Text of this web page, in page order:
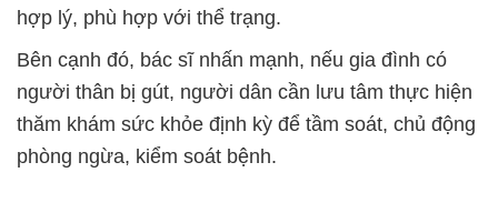
hợp lý, phù hợp với thể trạng.
Bên cạnh đó, bác sĩ nhấn mạnh, nếu gia đình có
người thân bị gút, người dân cần lưu tâm thực hiện
thăm khám sức khỏe định kỳ để tầm soát, chủ động
phòng ngừa, kiểm soát bệnh.